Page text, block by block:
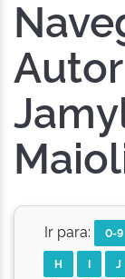
Ir para: 0-9
H
I J